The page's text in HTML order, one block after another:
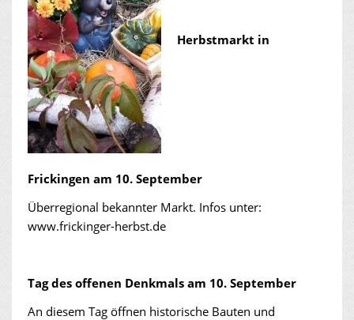
Herbstmarkt in
Frickingen am 10. September
Überregional bekannter Markt. Infos unter:
www.frickinger-herbst.de
Tag des offenen Denkmals am 10. September
An diesem Tag öffnen historische Bauten und